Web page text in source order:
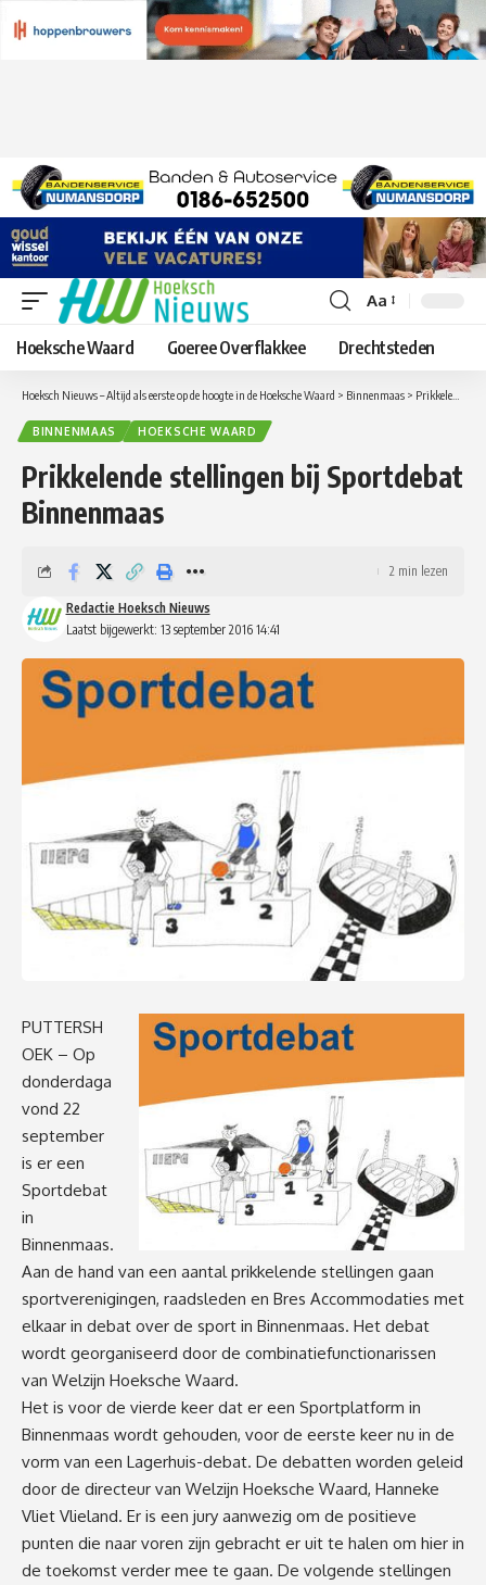
Lettergrootte
aanpassen
Aa
Hoeksche Waard Goeree Overflakkee Drechtsteden
Hoeksch Nieuws – Altijd als eerste op de hoogte in de Hoeksche Waard > Binnenmaas > Prikkelende stellingen bij Sportdebat Binnenmaas
BINNENMAAS HOEKSCHE WAARD
Prikkelende stellingen bij Sportdebat
Binnenmaas
Laatst bijgewerkt: 13 september 2016 14:41
Redactie Hoeksch Nieuws
2 min lezen
PUTTERSH
OEK – Op
donderdaga
vond 22
september
is er een
Sportdebat
in
Binnenmaas.
Aan de hand van een aantal prikkelende stellingen gaan
sportverenigingen, raadsleden en Bres Accommodaties met
elkaar in debat over de sport in Binnenmaas. Het debat
wordt georganiseerd door de combinatiefunctionarissen
van Welzijn Hoeksche Waard.
Het is voor de vierde keer dat er een Sportplatform in
Binnenmaas wordt gehouden, voor de eerste keer nu in de
vorm van een Lagerhuis-debat. De debatten worden geleid
door de directeur van Welzijn Hoeksche Waard, Hanneke
Vliet Vlieland. Er is een jury aanwezig om de positieve
punten die naar voren zijn gebracht er uit te halen om hier in
de toekomst verder mee te gaan. De volgende stellingen